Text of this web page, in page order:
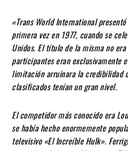
«Trans World International
primera vez en 1977, cuando se
Unidos. El título de la misma no
participantes eran exclusivamente
limitación arruinara la credibilidad
clasificados tenían un gran nivel.
El competidor más conocido era
se había hecho enormemente
televisivo «El Increíble Hulk».